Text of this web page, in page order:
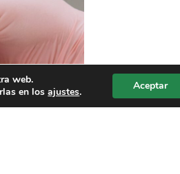
web.
en losajustes. Aceptar